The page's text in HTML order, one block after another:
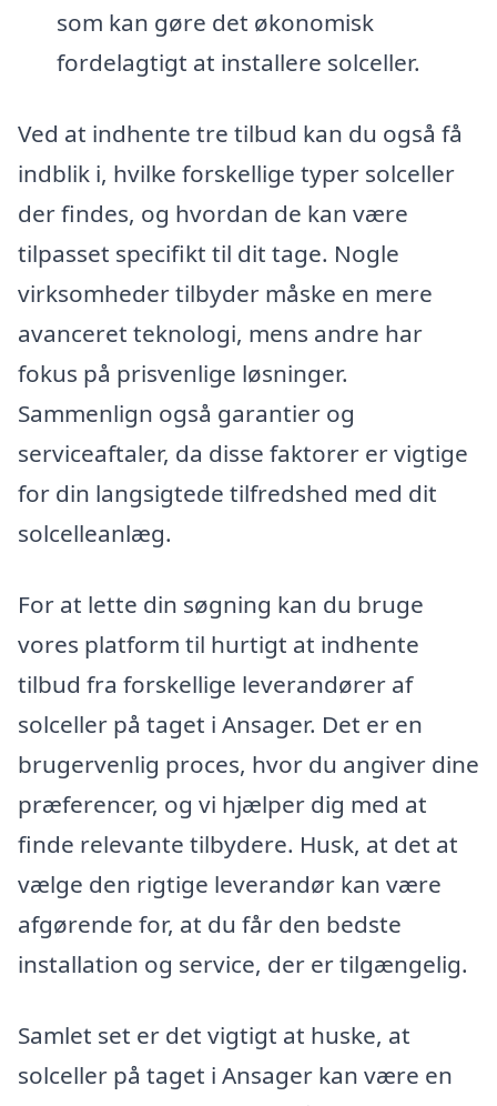
som kan gøre det økonomisk
fordelagtigt at installere solceller.
Ved at indhente tre tilbud kan du også få
indblik i, hvilke forskellige typer solceller
der findes, og hvordan de kan være
tilpasset specifikt til dit tage. Nogle
virksomheder tilbyder måske en mere
avanceret teknologi, mens andre har
fokus på prisvenlige løsninger.
Sammenlign også garantier og
serviceaftaler, da disse faktorer er vigtige
for din langsigtede tilfredshed med dit
solcelleanlæg.
For at lette din søgning kan du bruge
vores platform til hurtigt at indhente
tilbud fra forskellige leverandører af
solceller på taget i Ansager. Det er en
brugervenlig proces, hvor du angiver dine
præferencer, og vi hjælper dig med at
finde relevante tilbydere. Husk, at det at
vælge den rigtige leverandør kan være
afgørende for, at du får den bedste
installation og service, der er tilgængelig.
Samlet set er det vigtigt at huske, at
solceller på taget i Ansager kan være en